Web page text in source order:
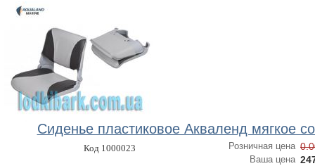
Сиденье пластиковое Акваленд мягкое
Код 1000023 Розничная цена
Ваша цена